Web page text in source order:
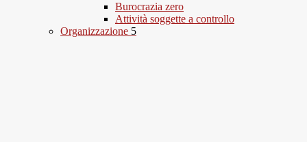
Burocrazia zero
Attività soggette a controllo
Organizzazione 5